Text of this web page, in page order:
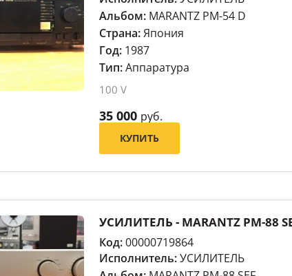
Альбом: MARANTZ PM-54 D
Страна:Япония
Год: 1987
Тип:Аппаратура
100 V
35 000 руб.
КУПИТЬ
УСИЛИТЕЛЬ - MARANTZ PM-88
Код:00000719864
Исполнитель:УСИЛИТЕЛЬ